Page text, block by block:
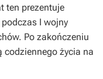
ten prezentuje
I wojny
Po zakończeniu
codziennego życia na